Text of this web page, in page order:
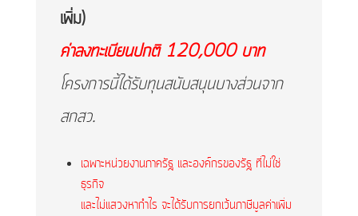
เพิ่ม)
ค่าลงทะเบียนปกติ 120,000 บาท
โครงการนี้ได้รับทุนสนับสนุนบางส่วนจาก
สกสว.
เฉพาะหน่วยงานภาครัฐ และองค์กรของรัฐ ที่ไม่ใช่
ธุรกิจ
และไม่แสวงหากำไร จะได้รับการยกเว้นภาษีมูลค่าเพิ่ม